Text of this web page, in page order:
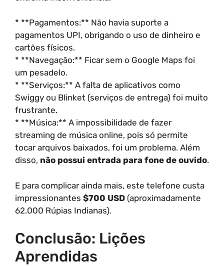
* **Pagamentos:** Não havia suporte a
pagamentos UPI, obrigando o uso de dinheiro e
cartões físicos.
* **Navegação:** Ficar sem o Google Maps foi
um pesadelo.
* **Serviços:** A falta de aplicativos como
Swiggy ou Blinket (serviços de entrega) foi muito
frustrante.
* **Música:** A impossibilidade de fazer
streaming de música online, pois só permite
tocar arquivos baixados, foi um problema. Além
disso, não possui entrada para fone de ouvido.
E para complicar ainda mais, este telefone custa
impressionantes $700 USD (aproximadamente
62.000 Rúpias Indianas).
Conclusão: Lições
Aprendidas